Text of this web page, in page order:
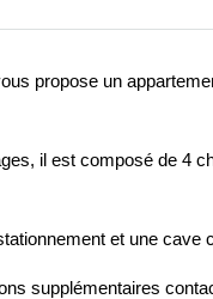
propose un
il est composé de 4
et une cave
supplémentaires